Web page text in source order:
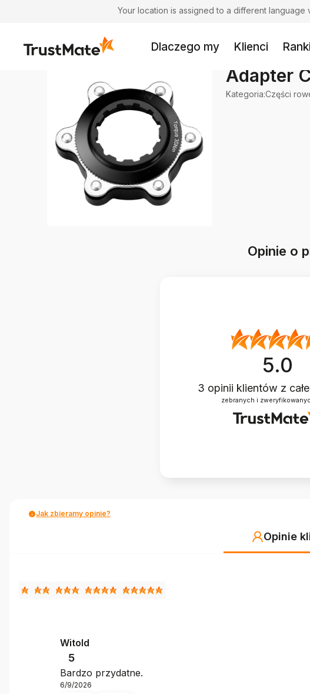
Your location is assigned to a different
Dlaczego my Klienci
Adapter
Kategoria:Części
Opinie o
5.0
3 opinii klientów z
zebranych i
Jak zbieramy opinie?
Opinie
Witold
5
Bardzo przydatne.
6/9/2026